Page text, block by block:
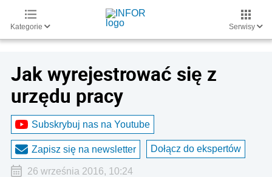
Kategorie Serwisy
Jak wyrejestrować się z
urzędu pracy
Subskrybuj nas na Youtube
Zapisz się na newsletter Dołącz do ekspertów
26 września 2016, 10:24